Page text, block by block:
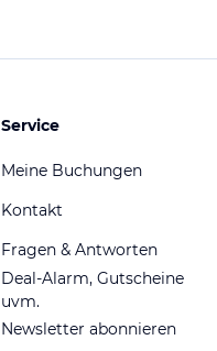
Service
Meine Buchungen
Kontakt
Fragen & Antworten
Deal-Alarm, Gutscheine
uvm.
Newsletter abonnieren